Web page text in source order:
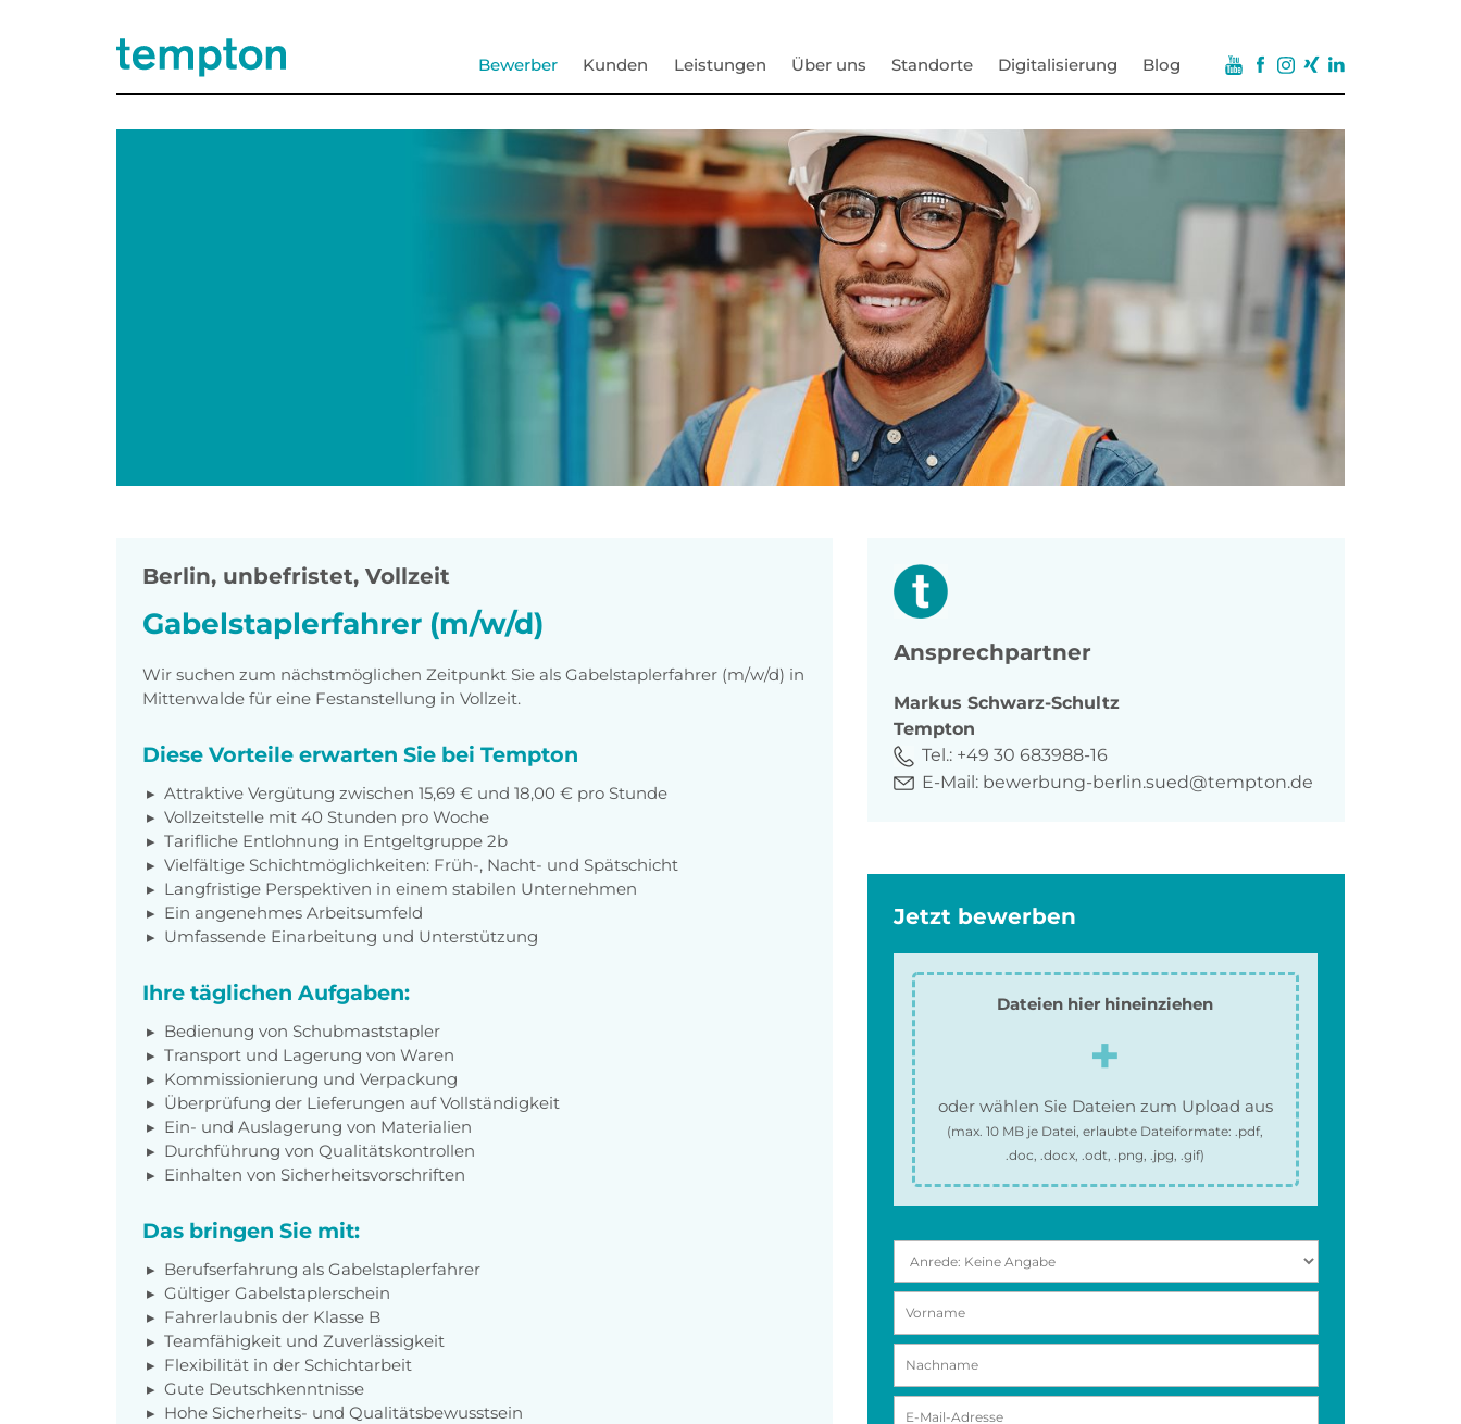
Bewerber Kunden Leistungen Über uns Standorte Digitalisierung Blog
Berlin, unbefristet, Vollzeit
Gabelstaplerfahrer (m/w/d)
Wir suchen zum nächstmöglichen Zeitpunkt Sie als Gabelstaplerfahrer (m/w/d) in
Mittenwalde für eine Festanstellung in Vollzeit.
Diese Vorteile erwarten Sie bei Tempton
Attraktive Vergütung zwischen 15,69 € und 18,00 € pro Stunde
Vollzeitstelle mit 40 Stunden pro Woche
Tarifliche Entlohnung in Entgeltgruppe 2b
Vielfältige Schichtmöglichkeiten: Früh-, Nacht- und Spätschicht
Langfristige Perspektiven in einem stabilen Unternehmen
Ein angenehmes Arbeitsumfeld
Umfassende Einarbeitung und Unterstützung
Ihre täglichen Aufgaben:
Bedienung von Schubmaststapler
Transport und Lagerung von Waren
Kommissionierung und Verpackung
Überprüfung der Lieferungen auf Vollständigkeit
Ein- und Auslagerung von Materialien
Durchführung von Qualitätskontrollen
Einhalten von Sicherheitsvorschriften
Das bringen Sie mit:
Berufserfahrung als Gabelstaplerfahrer
Gültiger Gabelstaplerschein
Fahrerlaubnis der Klasse B
Teamfähigkeit und Zuverlässigkeit
Flexibilität in der Schichtarbeit
Gute Deutschkenntnisse
Hohe Sicherheits- und Qualitätsbewusstsein
Ansprechpartner
Markus Schwarz-Schultz
Tempton
Tel.: +49 30 683988-16
E-Mail: bewerbung-berlin.sued@tempton.de
Jetzt bewerben
Dateien hier hineinziehen
oder wählen Sie Dateien zum Upload aus
(max.10 MB je Datei, erlaubte Dateiformate:.pdf,
.doc, .docx, .odt, .png, .jpg, .gif)